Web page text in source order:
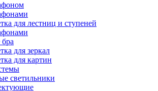
для лестниц и ступеней
для зеркал
для картин
светильники